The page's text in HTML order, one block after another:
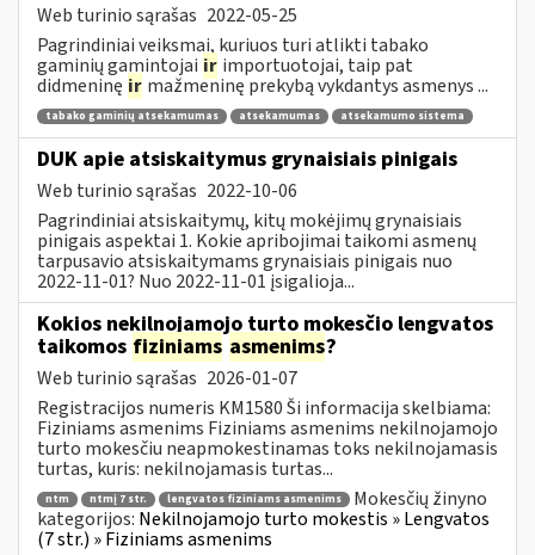
Web turinio sąrašas 2022-05-25
Pagrindiniai veiksmai, kuriuos turi atlikti tabako
gaminių gamintojai ir importuotojai, taip pat
didmeninę ir mažmeninę prekybą vykdantys asmenys ...
tabako gaminių atsekamumas atsekamumas atsekamumo sistema
DUK apie atsiskaitymus grynaisiais pinigais
Web turinio sąrašas 2022-10-06
Pagrindiniai atsiskaitymų, kitų mokėjimų grynaisiais
pinigais aspektai 1. Kokie apribojimai taikomi asmenų
tarpusavio atsiskaitymams grynaisiais pinigais nuo
2022-11-01? Nuo 2022-11-01 įsigalioja...
Kokios nekilnojamojo turto mokesčio lengvatos
taikomos fiziniams asmenims?
Web turinio sąrašas 2026-01-07
Registracijos numeris KM1580 Ši informacija skelbiama:
Fiziniams asmenims Fiziniams asmenims nekilnojamojo
turto mokesčiu neapmokestinamas toks nekilnojamasis
turtas, kuris: nekilnojamasis turtas...
ntm ntmį 7 str. lengvatos fiziniams asmenims
Mokesčių žinyno
kategorijos: Nekilnojamojo turto mokestis » Lengvatos
(7 str.) » Fiziniams asmenims